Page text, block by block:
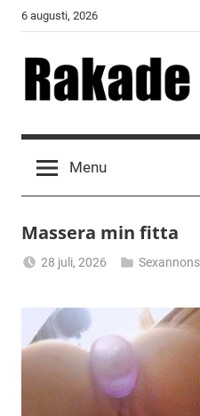
Skip
content
6 augusti, 2026
Rakade
Fittor
Menu
Massera min fitta
28 juli, 2026